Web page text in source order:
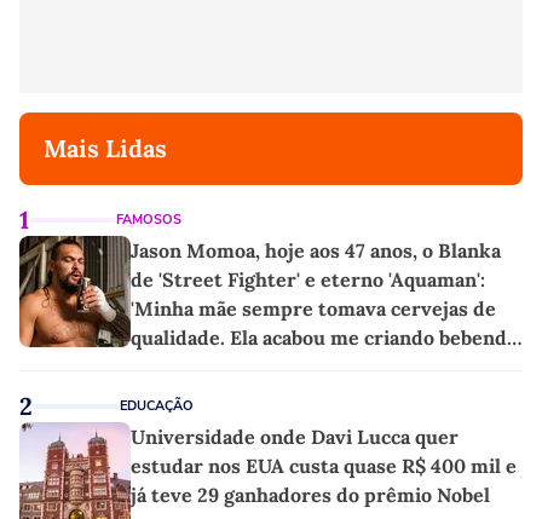
Mais Lidas
1 FAMOSOS
Jason Momoa, hoje aos 47 anos, o Blanka
de 'Street Fighter' e eterno 'Aquaman':
'Minha mãe sempre tomava cervejas de
qualidade. Ela acabou me criando bebendo
2 EDUCAÇÃO
Universidade onde Davi Lucca quer
estudar nos EUA custa quase R$ 400 mil e
já teve 29 ganhadores do prêmio Nobel